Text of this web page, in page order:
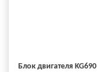
Блок двигателя KG690